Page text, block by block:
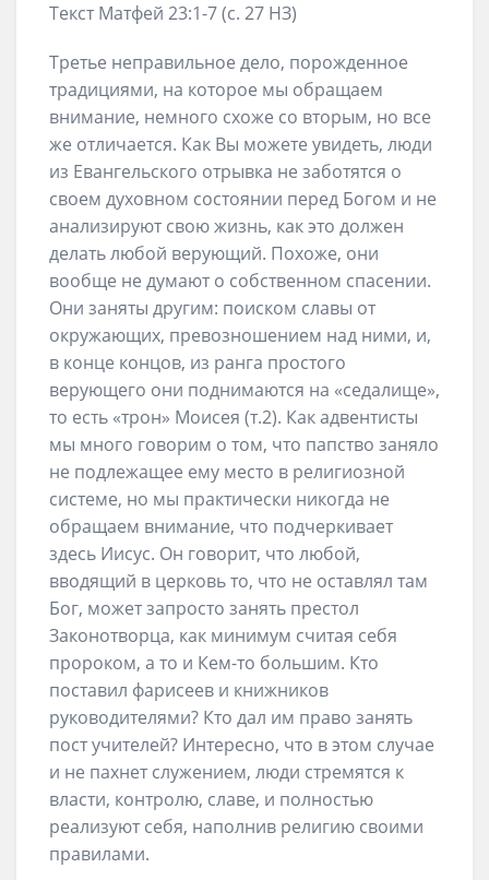
Текст Матфей 23:1-7 (с. 27 НЗ)
Третье неправильное дело, порожденное
традициями, на которое мы обращаем
внимание, немного схоже со вторым, но все
же отличается. Как Вы можете увидеть, люди
из Евангельского отрывка не заботятся о
своем духовном состоянии перед Богом и не
анализируют свою жизнь, как это должен
делать любой верующий. Похоже, они
вообще не думают о собственном спасении.
Они заняты другим: поиском славы от
окружающих, превозношением над ними, и,
в конце концов, из ранга простого
верующего они поднимаются на «седалище»,
то есть «трон» Моисея (т.2). Как адвентисты
мы много говорим о том, что папство заняло
не подлежащее ему место в религиозной
системе, но мы практически никогда не
обращаем внимание, что подчеркивает
здесь Иисус. Он говорит, что любой,
вводящий в церковь то, что не оставлял там
Бог, может запросто занять престол
Законотворца, как минимум считая себя
пророком, а то и Кем-то большим. Кто
поставил фарисеев и книжников
руководителями? Кто дал им право занять
пост учителей? Интересно, что в этом случае
и не пахнет служением, люди стремятся к
власти, контролю, славе, и полностью
реализуют себя, наполнив религию своими
правилами.